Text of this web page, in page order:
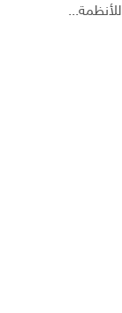
للأنظمة...